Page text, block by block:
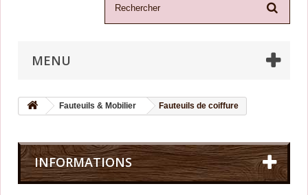
MENU
Fauteuils & Mobilier Fauteuils de coiffure
INFORMATIONS